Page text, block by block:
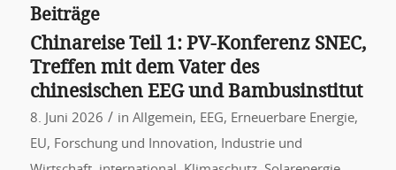
Beiträge
Chinareise Teil 1: PV-Konferenz SNEC,
Treffen mit dem Vater des
chinesischen EEG und Bambusinstitut
8. Juni 2026 / in Allgemein, EEG, Erneuerbare Energie,
EU, Forschung und Innovation,
Industrie und